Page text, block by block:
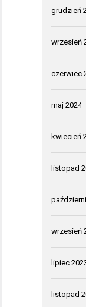
grudzień
wrzesień
czerwiec
maj 2024
kwiecień
listopad
wrzesień
lipiec
listopad